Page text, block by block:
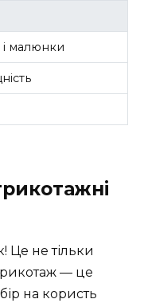
і малюнки
Це не тільки
— це
на користь